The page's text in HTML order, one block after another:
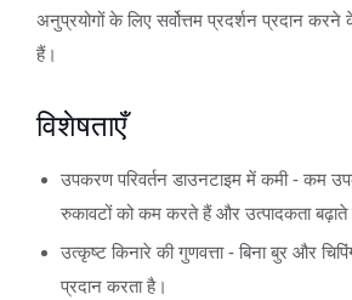
अनुप्रयोगों के लिए सर्वोत्तम प्रदर्शन प्रदान
हैं।
विशेषताएँ
उपकरण परिवर्तन डाउनटाइम में कमी - कम
रुकावटों को कम करते हैं और उत्पादकता बढ़ाते
उत्कृष्ट किनारे की गुणवत्ता - बिना बुर और
प्रदान करता है।